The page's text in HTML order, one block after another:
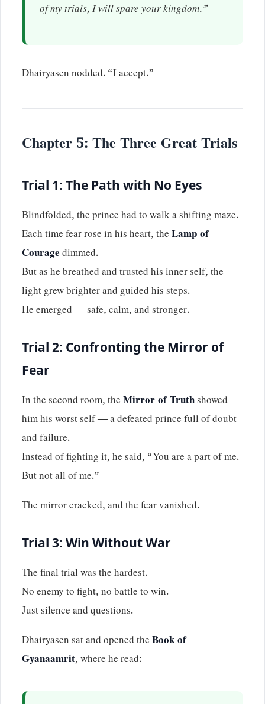
of my trials, I will spare your kingdom.”
Dhairyasen nodded. “I accept.”
Chapter 5: The Three Great Trials
Trial 1: The Path with No Eyes
Blindfolded, the prince had to walk a shifting maze.
Each time fear rose in his heart, theLamp of
Couragedimmed.
But as he breathed and trusted his inner self, the
light grew brighter and guided his steps.
He emerged — safe, calm, and stronger.
Trial 2: Confronting the Mirror of
Fear
In the second room, theMirror of Truthshowed
him his worst self — a defeated prince full of doubt
and failure.
Instead of fighting it, he said, “You are a part of me.
But not all of me.”
The mirror cracked, and the fear vanished.
Trial 3: Win Without War
The final trial was the hardest.
No enemy to fight, no battle to win.
Just silence and questions.
Dhairyasen sat and opened theBook of
Gyanaamrit, where he read: